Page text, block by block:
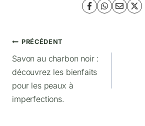
Navigation
de
l’article
PRÉCÉDENT
Savon au charbon noir :
découvrez les bienfaits
pour les peaux à
imperfections.